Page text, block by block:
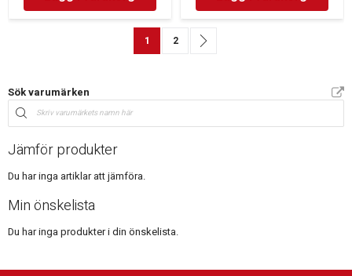
SidaYou're currently reading page
1 Sida
2
Sök varumärken
Jämför produkter
Du har inga artiklar att jämföra.
Min önskelista
Du har inga produkter i din önskelista.